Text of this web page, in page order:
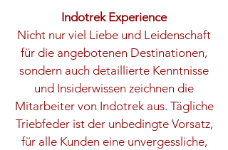
Indotrek Experience
Nicht nur viel Liebe und Leidenschaft
für die angebotenen Destinationen,
sondern auch detaillierte Kenntnisse
und Insiderwissen zeichnen die
Mitarbeiter von Indotrek aus. Tägliche
Triebfeder ist der unbedingte Vorsatz,
für alle Kunden eine unvergessliche,